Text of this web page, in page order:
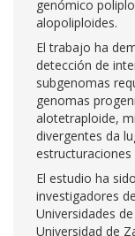
genómico
alopoliploides.
El trabajo ha
detección de
subgenomas
genomas
alotetraploide,
divergentes da
estructuraciones
El estudio ha
investigadores
Universidades
Universidad de